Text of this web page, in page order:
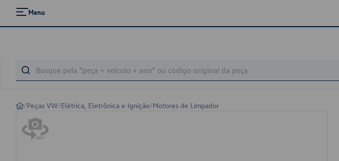
Menu
/Peças VW/Elétrica, Eletrônica e Ignição/Motores de Limpador